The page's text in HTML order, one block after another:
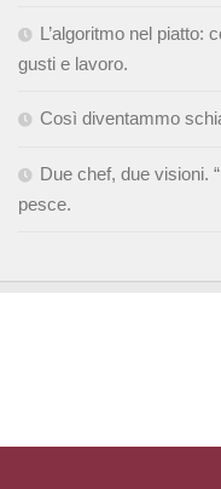
L’algoritmo nel piatto:
gusti e lavoro.
Così diventammo
Due chef, due visioni.
pesce.